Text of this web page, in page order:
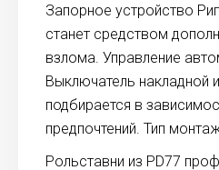
Запорное устройство
станет средством
взлома. Управление
Выключатель накладной
подбирается в
предпочтений. Тип
Рольставни из PD77